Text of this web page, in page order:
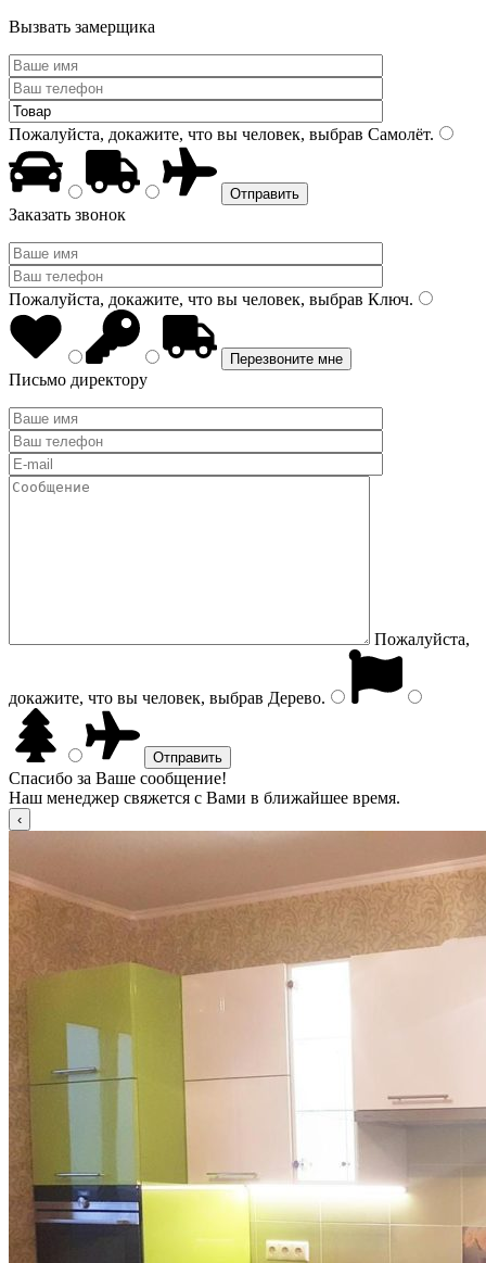
Вызвать замерщика
Пожалуйста, докажите, что вы человек, выбрав Самолёт.
Заказать звонок
Пожалуйста, докажите, что вы человек, выбрав Ключ.
Письмо директору
Пожалуйста,
докажите, что вы человек, выбрав Дерево.
Спасибо за Ваше сообщение!
Наш менеджер свяжется с Вами в ближайшее время.